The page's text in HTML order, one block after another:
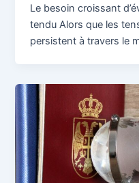
Le besoin croissant
tendu Alors que les
persistent à travers le